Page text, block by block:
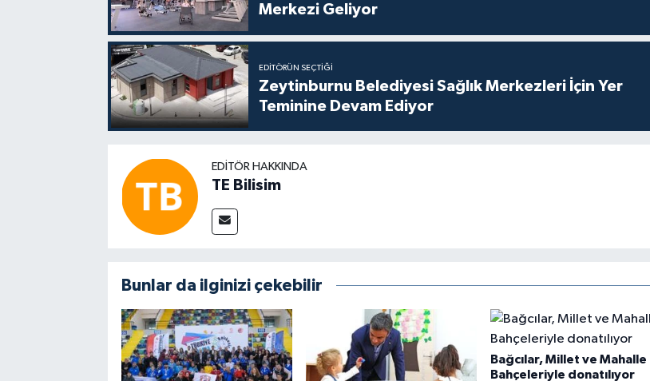
Merkezi Geliyor
EDITÖRÜN SEÇTIĞI
Zeytinburnu Belediyesi Sağlık Merkezleri İçin Yer
Teminine Devam Ediyor
EDITÖR HAKKINDA
TE Bilisim
Bunlar da ilginizi çekebilir
Bağcılar, Millet ve Mahalle
Bahçeleriyle donatılıyor